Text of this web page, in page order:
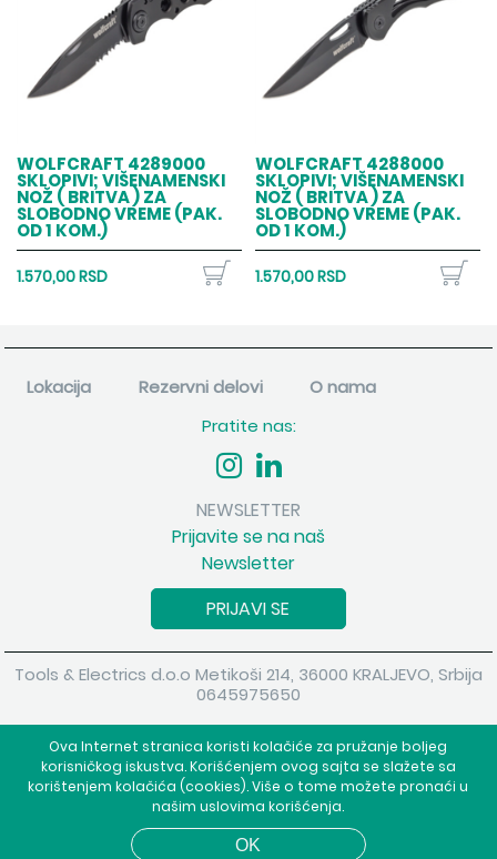
Ova Internet stranica koristi kolačiće za pružanje boljeg
korisničkog iskustva. Korišćenjem ovog sajta se slažete sa
korištenjem kolačića (cookies). Više o tome možete pronaći u
našim uslovima korišćenja.
WOLFCRAFT 4289000
SKLOPIVI; VIŠENAMENSKI
NOŽ ( BRITVA ) ZA
SLOBODNO VREME (PAK.
OD 1 KOM.)
1.570,00 RSD
WOLFCRAFT 4288000
SKLOPIVI; VIŠENAMENSKI
NOŽ ( BRITVA ) ZA
SLOBODNO VREME (PAK.
OD 1 KOM.)
1.570,00 RSD
Lokacija Rezervni delovi
O nama
Pratite nas:
NEWSLETTER
Prijavite se na naš
Newsletter
PRIJAVI SE
Tools & Electrics d.o.o Metikoši 214, 36000 KRALJEVO, Srbija
0645975650
Powered byshopen.com